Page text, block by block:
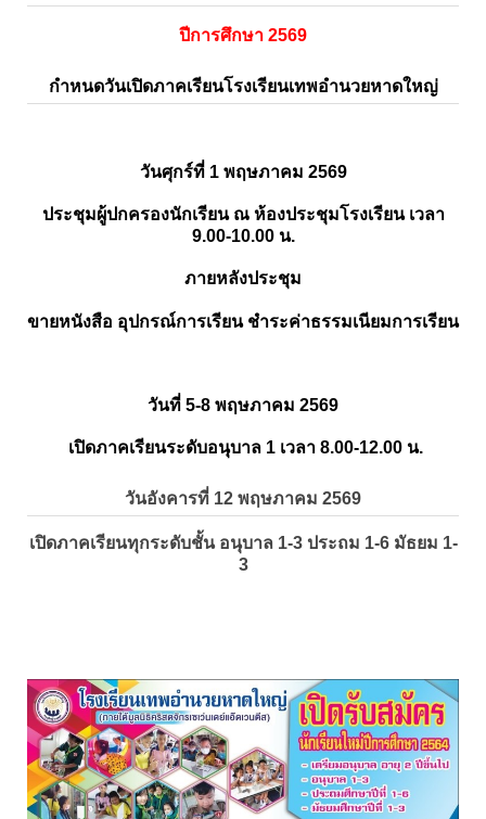
ปีการศึกษา 2569
กำหนดวันเปิดภาคเรียนโรงเรียนเทพอำนวยหาดใหญ่
วันศุกร์ที่ 1 พฤษภาคม 2569
ประชุมผู้ปกครองนักเรียน ณ ห้องประชุมโรงเรียน เวลา
9.00-10.00 น.
ภายหลังประชุม
ขายหนังสือ อุปกรณ์การเรียน ชำระค่าธรรมเนียมการเรียน
วันที่ 5-8 พฤษภาคม 2569
เปิดภาคเรียนระดับอนุบาล 1 เวลา 8.00-12.00 น.
วันอังคารที่ 12 พฤษภาคม 2569
เปิดภาคเรียนทุกระดับชั้น อนุบาล 1-3 ประถม 1-6 มัธยม 1-
3